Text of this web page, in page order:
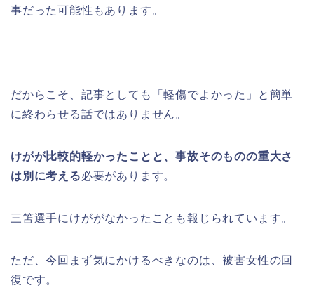
事だった可能性もあります。
だからこそ、記事としても「軽傷でよかった」と簡単
に終わらせる話ではありません。
けがが比較的軽かったことと、事故そのものの重大さ
は別に考える必要があります。
三笘選手にけががなかったことも報じられています。
ただ、今回まず気にかけるべきなのは、被害女性の回
復です。